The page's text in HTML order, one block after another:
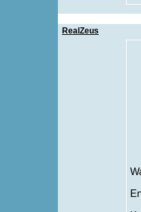
RealZeus